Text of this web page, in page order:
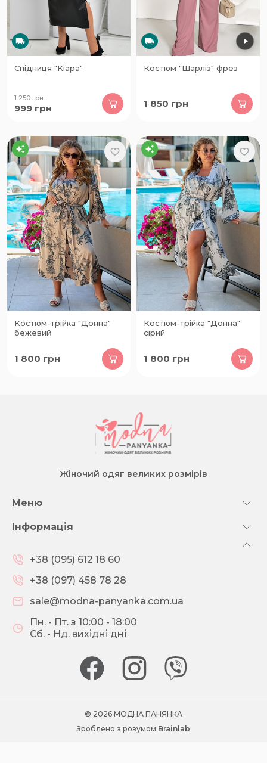
Спідниця "Кіара"
1 250грн
999 грн
Костюм "Шарліз" фрез
1 850 грн
Костюм-трійка "Донна"
бежевий
1 800 грн
Костюм-трійка "Донна"
сірий
1 800 грн
Жіночий одяг великих розмірів
Меню
Інформація
+38 (095) 612 18 60
+38 (097) 458 78 28
sale@modna-panyanka.com.ua
Пн. - Пт. з 10:00 - 18:00
Сб. - Нд. вихідні дні
© 2026 МОДНА ПАНЯНКА
Зроблено з розумом Brainlab